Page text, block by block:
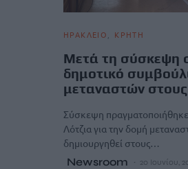
ΗΡΑΚΛΕΙΟ ΚΡΗΤΗ
Μετά τη σύσκεψη
δημοτικό
μεταναστών
Σύσκεψη
Λότζια για την δομή
δημιουργηθεί στους…
Newsroom 20 Ιουνίου,